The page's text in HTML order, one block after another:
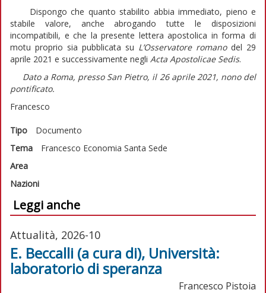
Dispongo che quanto stabilito abbia immediato, pieno e
stabile valore, anche abrogando tutte le disposizioni
incompatibili, e che la presente lettera apostolica in forma di
motu proprio sia pubblicata su L’Osservatore romanodel 29
aprile 2021 e successivamente negli Acta Apostolicae Sedis.
Dato a Roma, presso San Pietro, il 26 aprile 2021, nono del
pontificato.
Francesco
Tipo
Documento
Tema
Francesco Economia Santa Sede
Area
Nazioni
Leggi anche
Attualità, 2026-10
E. Beccalli (a cura di), Università:
laboratorio di speranza
Francesco Pistoia